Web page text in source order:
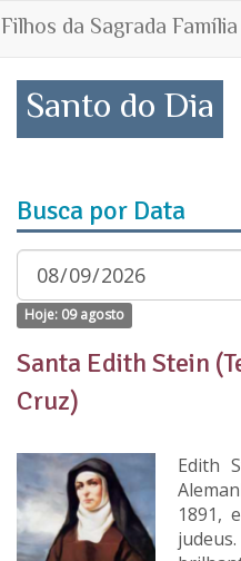
Filhos da Sagrada Família
Santo do Dia
Busca por Data
Hoje: 09 agosto
Santa Edith Stein
Cruz)
Edith
1891,